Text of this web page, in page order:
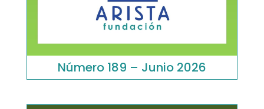
Número 189 – Junio 2026